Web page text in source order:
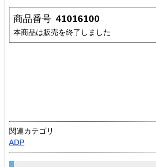
商品番号 41016100
本商品は販売を終了しました
関連カテゴリ
ADP